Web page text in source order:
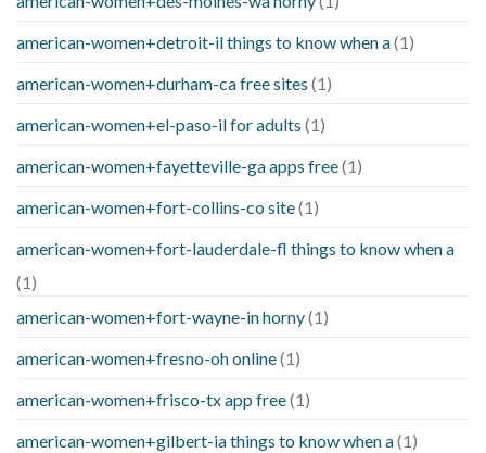
american-women+detroit-il things to know when a(1)
american-women+durham-ca free sites (1)
american-women+el-paso-il for adults (1)
american-women+fayetteville-ga apps free(1)
american-women+fort-collins-co site(1)
american-women+fort-lauderdale-fl things to know when a
(1)
american-women+fort-wayne-in horny(1)
american-women+fresno-oh online(1)
american-women+frisco-tx app free(1)
american-women+gilbert-ia things to know when a(1)